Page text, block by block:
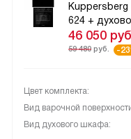
Kuppersberg
624 +
46 050
59 480 руб. -
Цвет комплекта:
Вид варочной
Вид духового шкафа: